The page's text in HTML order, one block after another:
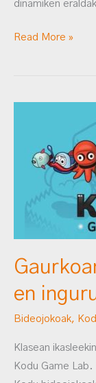
dinamiken
Read More »
en
Bideojokoak,
Klasean
Kodu Game
GAME
LAB-
inguruan
gara…